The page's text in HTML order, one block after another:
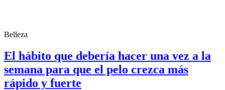
Belleza
El hábito que debería hacer una vez a la
semana para que el pelo crezca más
rápido y fuerte